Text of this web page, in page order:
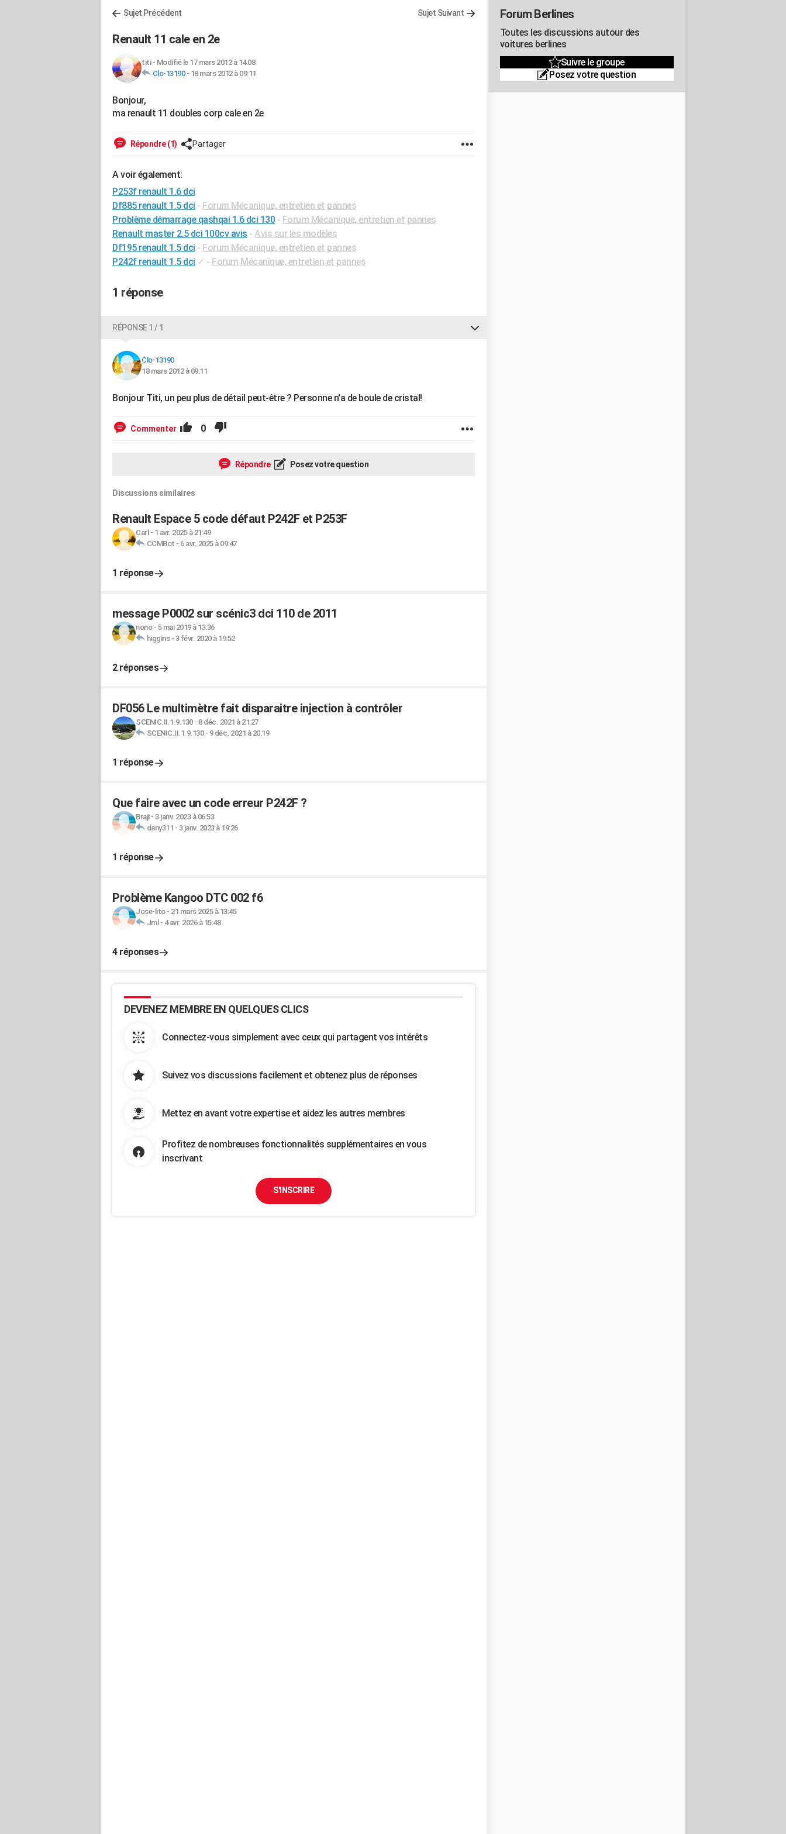
Sujet Précédent Sujet Suivant
Renault 11 cale en 2e
titi- Modifié le 17 mars 2012 à 14:08
Clo-13190- 18 mars 2012 à 09:11
Bonjour,
ma renault 11 doubles corp cale en 2e
Répondre (1) Partager
A voir également:
P253f renault 1.6 dci
Df885 renault 1.5 dci - Forum Mécanique, entretien et pannes
Problème démarrage qashqai 1.6 dci 130 - Forum Mécanique, entretien et pannes
Renault master 2.5 dci 100cv avis - Avis sur les modèles
Df195 renault 1.5 dci - Forum Mécanique, entretien et pannes
P242f renault 1.5 dci ✓ - Forum Mécanique, entretien et pannes
1 réponse
RÉPONSE 1 / 1
Clo-13190
18 mars 2012 à 09:11
Bonjour Titi, un peu plus de détail peut-être ? Personne n'a de boule de cristal!
Commenter 0
Répondre Posez votre question
Discussions similaires
Renault Espace 5 code défaut P242F et P253F
Carl - 1 avr. 2025 à 21:49
CCMBot - 6 avr. 2025 à 09:47
1 réponse
message P0002 sur scénic3 dci 110 de 2011
nono- 5 mai 2019 à 13:36
higgins- 3 févr. 2020 à 19:52
2 réponses
DF056 Le multimètre fait disparaitre injection à contrôler
SCENIC.II.1.9.130- 8 déc. 2021 à 21:27
SCENIC.II.1.9.130- 9 déc. 2021 à 20:19
1 réponse
Que faire avec un code erreur P242F ?
Braji- 3 janv. 2023 à 06:53
dany311 - 3 janv. 2023 à 19:26
1 réponse
Problème Kangoo DTC 002 f6
Jose-lito- 21 mars 2025 à 13:45
Jml - 4 avr. 2026 à 15:48
4 réponses
DEVENEZ MEMBRE EN QUELQUES CLICS
Connectez-vous simplement avec ceux qui partagent vos intérêts
Suivez vos discussions facilement et obtenez plus de réponses
Mettez en avant votre expertise et aidez les autres membres
Profitez de nombreuses fonctionnalités supplémentaires en vous
inscrivant
S'INSCRIRE
Forum Berlines
Toutes les discussions autour des
voitures berlines
Suivre le groupe
Posez votre question